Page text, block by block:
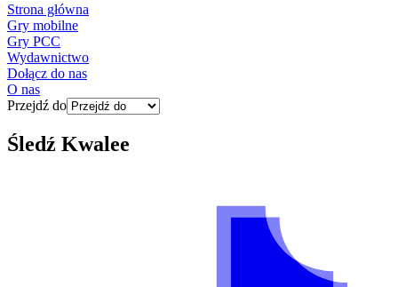
Strona główna
Gry mobilne
Gry PCC
Wydawnictwo
Dołącz do nas
O nas
Przejdź do
Śledź Kwalee